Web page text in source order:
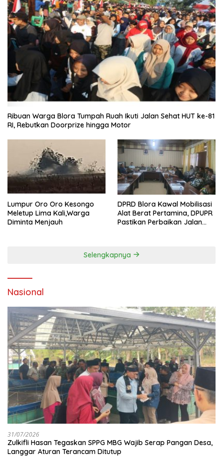
Ribuan Warga Blora Tumpah Ruah Ikuti Jalan Sehat HUT ke-81
RI, Rebutkan Doorprize hingga Motor
Lumpur Oro Oro Kesongo
Meletup Lima Kali,Warga
Diminta Menjauh
DPRD Blora Kawal Mobilisasi
Alat Berat Pertamina, DPUPR
Pastikan Perbaikan Jalan
Selengkapnya
Nasional
31/07/2026
Zulkifli Hasan Tegaskan SPPG MBG Wajib Serap Pangan Desa,
Langgar Aturan Terancam Ditutup